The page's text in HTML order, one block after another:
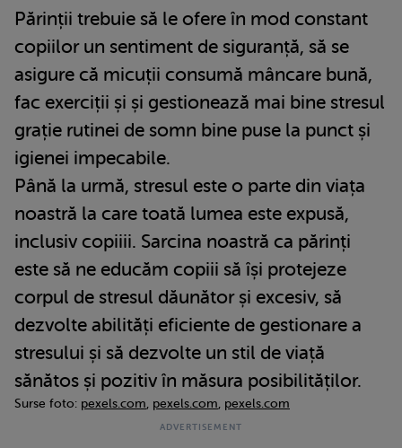
Părinții trebuie să le ofere în mod constant
copiilor un sentiment de siguranță, să se
asigure că micuții consumă mâncare bună,
fac exerciții și și gestionează mai bine stresul
grație rutinei de somn bine puse la punct și
igienei impecabile.
Până la urmă, stresul este o parte din viața
noastră la care toată lumea este expusă,
inclusiv copiiii. Sarcina noastră ca părinți
este să ne educăm copiii să își protejeze
corpul de stresul dăunător și excesiv, să
dezvolte abilități eficiente de gestionare a
stresului și să dezvolte un stil de viață
sănătos și pozitiv în măsura posibilităților.
Surse foto: pexels.com pexels.com pexels.com